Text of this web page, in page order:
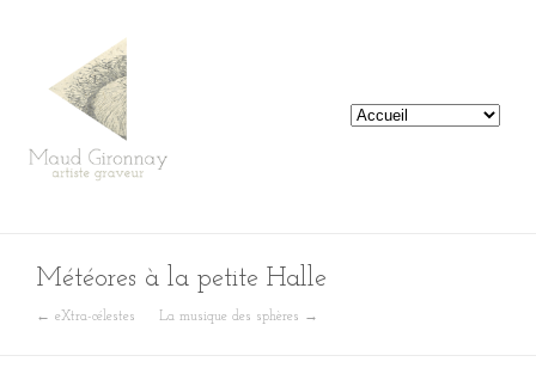
Météores à la petite Halle
← eXtra-célestes La musique des sphères →